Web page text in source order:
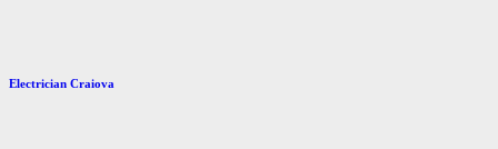
Electrician Craiova